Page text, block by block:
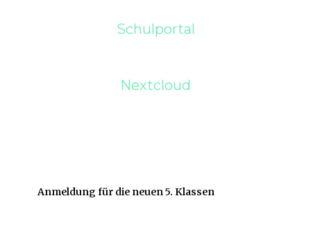
Schulportal
Nextcloud
Anmeldung für die neuen 5. Klassen